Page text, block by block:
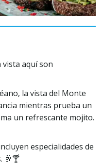
vista aquí son
la vista del Monte
mientras prueba un
un refrescante mojito.
especialidades de
🥂🍸